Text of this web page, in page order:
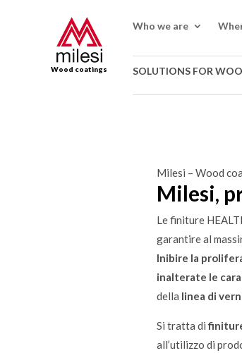
Wood coatings
Who we are
SOLUTIONS FOR
Milesi – Wood
Milesi,
Le finiture
garantire al
Inibire la
inalterate le
della linea di
Si tratta di
all’utilizzo di